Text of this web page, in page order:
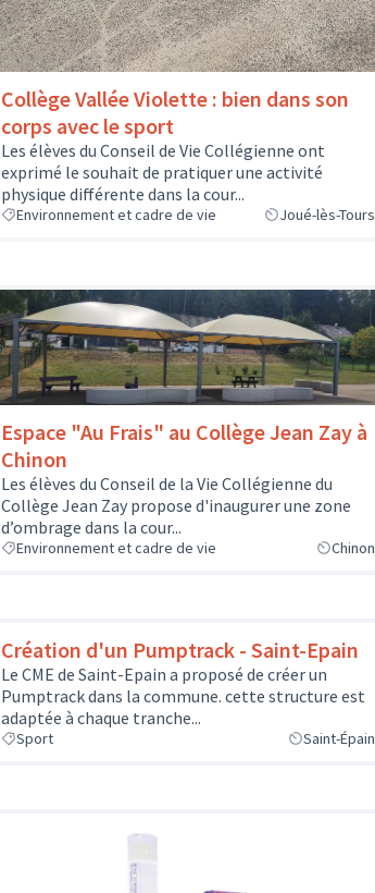
Collège Vallée Violette : bien dans son
corps avec le sport
Les élèves du Conseil de Vie Collégienne ont
exprimé le souhait de pratiquer une activité
physique différente dans la cour...
Environnement et cadre de vie Joué-lès-Tours
Espace "Au Frais" au Collège Jean Zay à
Chinon
Les élèves du Conseil de la Vie Collégienne du
Collège Jean Zay propose d'inaugurer une zone
d’ombrage dans la cour...
Environnement et cadre de vie Chinon
Création d'un Pumptrack - Saint-Epain
Le CME de Saint-Epain a proposé de créer un
Pumptrack dans la commune. cette structure est
adaptée à chaque tranche...
Sport Saint-Épain